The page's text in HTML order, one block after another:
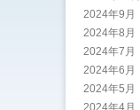
2024年9月
2024年8月
2024年7月
2024年6月
2024年5月
2024年4月